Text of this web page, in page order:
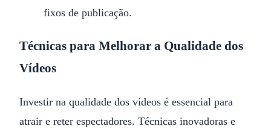
fixos de publicação.
Técnicas para Melhorar a Qualidade dos
Vídeos
Investir na qualidade dos vídeos é essencial para
atrair e reter espectadores. Técnicas inovadoras e